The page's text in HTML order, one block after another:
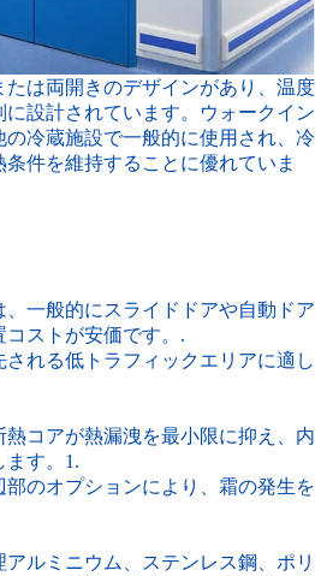
は両開きのデザインがあり、温度
設計されています。ウォークイン
冷蔵施設で一般的に使用され、冷
件を維持することに優れていま
、一般的にスライドドアや自動ドア
コストが安価です。.
される低トラフィックエリアに適し
熱コアが熱漏洩を最小限に抑え、内
す。 1 .
部のオプションにより、霜の発生を
アルミニウム、ステンレス鋼、ポリ